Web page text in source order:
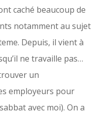
caché beaucoup de
notamment au sujet
Depuis, il vient à
ne travaille pas…
un
employeurs pour
avec moi). On a